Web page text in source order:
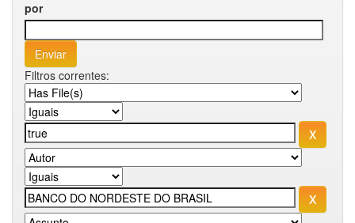
por
Filtros correntes: